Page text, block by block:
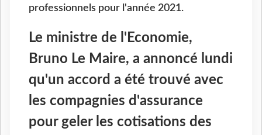
professionnels pour l'année 2021.
Le ministre de l'Economie,
Bruno Le Maire, a annoncé lundi
qu'un accord a été trouvé avec
les compagnies d'assurance
pour geler les cotisations des